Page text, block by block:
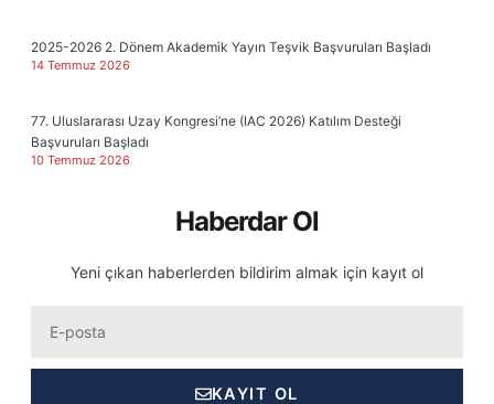
2025-2026 2. Dönem Akademik Yayın Teşvik Başvuruları Başladı
14 Temmuz 2026
77. Uluslararası Uzay Kongresi’ne (IAC 2026) Katılım Desteği
Başvuruları Başladı
10 Temmuz 2026
Haberdar Ol
Yeni çıkan haberlerden bildirim almak için kayıt ol
KAYIT OL